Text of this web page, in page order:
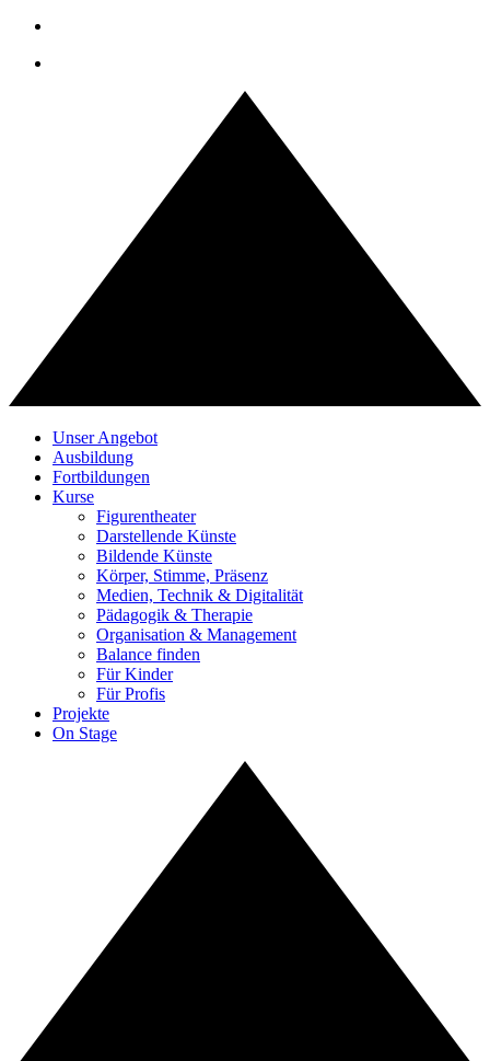
Unser Angebot
Ausbildung
Fortbildungen
Kurse
Figurentheater
Darstellende Künste
Bildende Künste
Körper, Stimme, Präsenz
Medien, Technik & Digitalität
Pädagogik & Therapie
Organisation & Management
Balance finden
Für Kinder
Für Profis
Projekte
On Stage